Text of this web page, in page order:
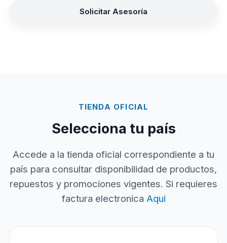
Solicitar Asesoría
TIENDA OFICIAL
Selecciona tu país
Accede a la tienda oficial correspondiente a tu
país para consultar disponibilidad de productos,
repuestos y promociones vigentes. Si requieres
factura electronica Aqui